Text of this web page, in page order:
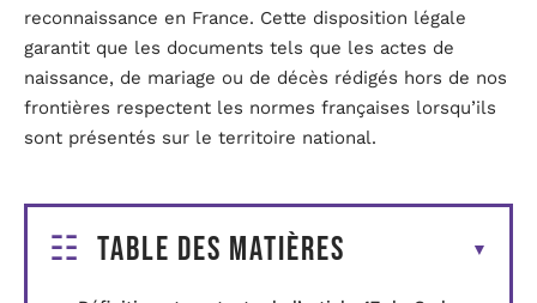
reconnaissance en France. Cette disposition légale
garantit que les documents tels que les actes de
naissance, de mariage ou de décès rédigés hors de nos
frontières respectent les normes françaises lorsqu’ils
sont présentés sur le territoire national.
Table des matières